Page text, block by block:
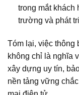
trong mắt khách
trường và phát
Tóm lại, việc
không chỉ là nghĩa
xây dựng uy tín,
nền tảng vững